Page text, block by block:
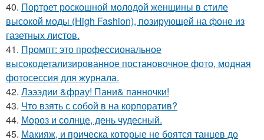
40. Портрет роскошной молодой женщины в стиле
высокой моды (High Fashion), позирующей на фоне из
газетных листов.
41. Промпт: это профессиональное
высокодетализированное постановочное фото, модная
фотосессия для журнала.
42. Лэээдии &фрау! Пани& панночки!
43. Что взять с собой в на корпоратив?
44. Мороз и солнце, день чудесный.
45. Макияж, и прическа которые не боятся танцев до